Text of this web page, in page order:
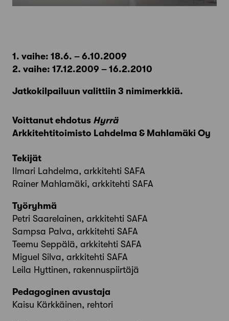
1. vaihe: 18.6. – 6.10.2009
2. vaihe: 17.12.2009 – 16.2.2010
Jatkokilpailuun valittiin 3 nimimerkkiä.
Voittanut ehdotus Hyrrä
Arkkitehtitoimisto Lahdelma & Mahlamäki Oy
Tekijät
Ilmari Lahdelma, arkkitehti SAFA
Rainer Mahlamäki, arkkitehti SAFA
Työryhmä
Petri Saarelainen, arkkitehti SAFA
Sampsa Palva, arkkitehti SAFA
Teemu Seppälä, arkkitehti SAFA
Miguel Silva, arkkitehti SAFA
Leila Hyttinen, rakennuspiirtäjä
Pedagoginen avustaja
Kaisu Kärkkäinen, rehtori